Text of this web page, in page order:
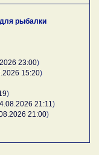
рыбалки
23:00)
15:20)
)
21:11 )
21:00)